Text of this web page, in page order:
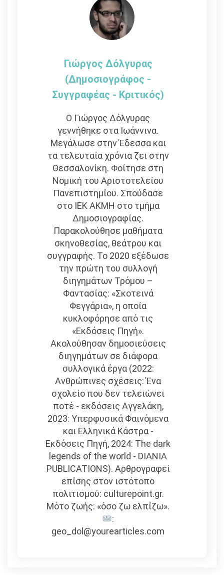
Γιώργος Δόλγυρας
(Δημοσιογράφος -
Συγγραφέας - Kριτικός)
Ο Γιώργος Δόλγυρας
γεννήθηκε στα Ιωάννινα.
Μεγάλωσε στην Έδεσσα και
τα τελευταία χρόνια ζει στην
Θεσσαλονίκη. Φοίτησε στη
Νομική του Αριστοτελείου
Πανεπιστημίου. Σπούδασε
στο ΙΕΚ ΑΚΜΗ στο τμήμα
Δημοσιογραφίας.
Παρακολούθησε μαθήματα
σκηνοθεσίας, θεάτρου και
συγγραφής. Το 2020 εξέδωσε
την πρώτη του συλλογή
διηγημάτων Τρόμου –
Φαντασίας: «Σκοτεινά
Φεγγάρια», η οποία
κυκλοφόρησε από τις
«Εκδόσεις Πηγή».
Ακολούθησαν δημοσιεύσεις
διηγημάτων σε διάφορα
συλλογικά έργα (2022:
Ανθρώπινες σχέσεις: Ένα
σχολείο που δεν τελειώνει
ποτέ - εκδόσεις Αγγελάκη,
2023: Υπερφυσικά Φαινόμενα
και Ελληνικά Κάστρα -
Εκδόσεις Πηγή, 2024: The dark
legends of the world - DIANIA
PUBLICATIONS). Αρθρογραφεί
επίσης στον ιστότοπο
πολιτισμού: culturepoint.gr.
Μότο ζωής: «όσο ζω ελπίζω».
:
geo_dol@yourearticles.com